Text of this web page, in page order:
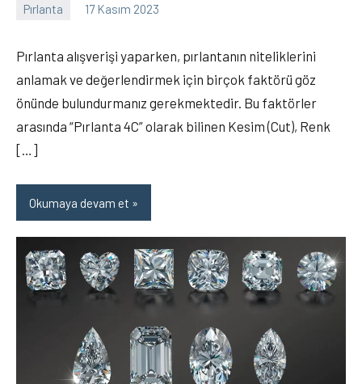
Pırlanta 17 Kasım 2023
Pırlanta alışverişi yaparken, pırlantanın niteliklerini
anlamak ve değerlendirmek için birçok faktörü göz
önünde bulundurmanız gerekmektedir. Bu faktörler
arasında “Pırlanta 4C” olarak bilinen Kesim (Cut), Renk
[…]
Okumaya devam et